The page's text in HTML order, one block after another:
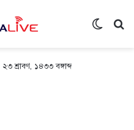
২৩ শ্রাবণ, ১৪৩৩ বঙ্গাব্দ